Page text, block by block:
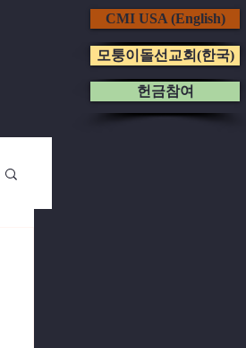
CMI USA (English)
모퉁이돌선교회(한국)
헌금참여